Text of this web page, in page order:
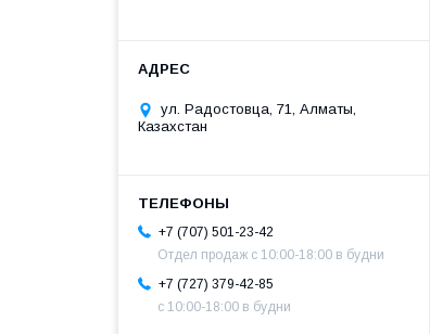
ул. Радостовца, 71, Алматы,
Казахстан
+7 (707) 501-23-42
Отдел продаж c 10:00-18:00 в будни
+7 (727) 379-42-85
с 10:00-18:00 в будни